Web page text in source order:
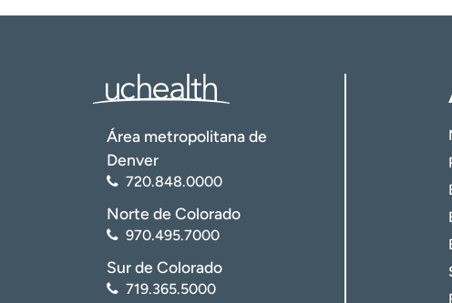
Área metropolitana de
Denver
720.848.0000
Norte de Colorado
970.495.7000
Sur de Colorado
719.365.5000